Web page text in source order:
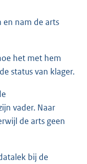
en nam de arts
het met hem
status van klager.
vader. Naar
de arts geen
bij de